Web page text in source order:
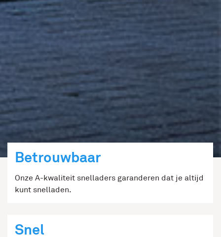
Betrouwbaar
Onze A-kwaliteit snelladers garanderen dat je altijd
kunt snelladen.
Snel